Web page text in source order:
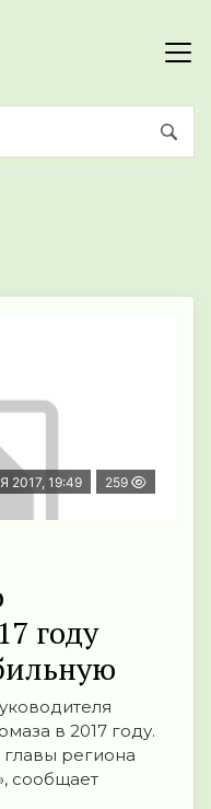
2017, 19:49 259
году
в 2017 году.
главы региона
сообщает